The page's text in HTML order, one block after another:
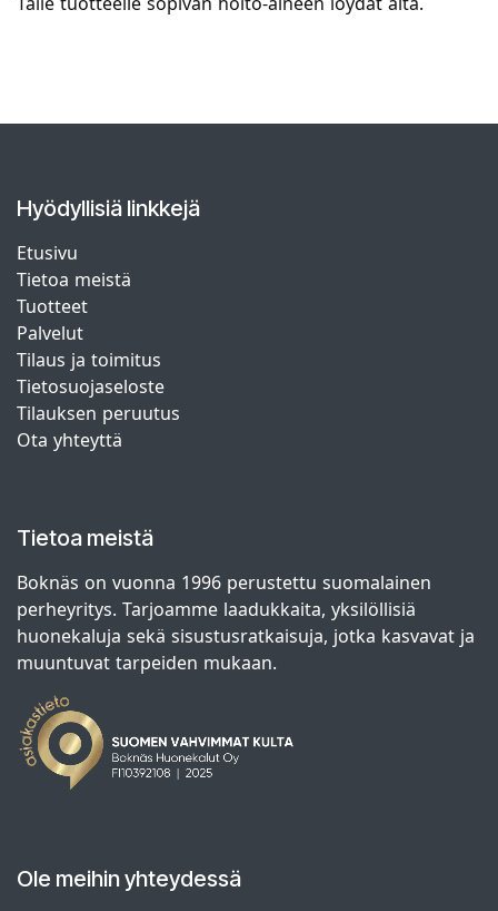
Hyödyllisiä linkkejä
Etusivu
Tietoa meistä
Tuotteet
Palvelut
Tilaus ja toimitus
Tietosuojaseloste
Tilauksen peruutus
Ota yhteyttä
Tietoa meistä
Boknäs on vuonna 1996 perustettu suomalainen
perheyritys. Tarjoamme laadukkaita, yksilöllisiä
huonekaluja sekä sisustusratkaisuja, jotka kasvavat ja
muuntuvat tarpeiden mukaan.
Ole meihin yhteydessä